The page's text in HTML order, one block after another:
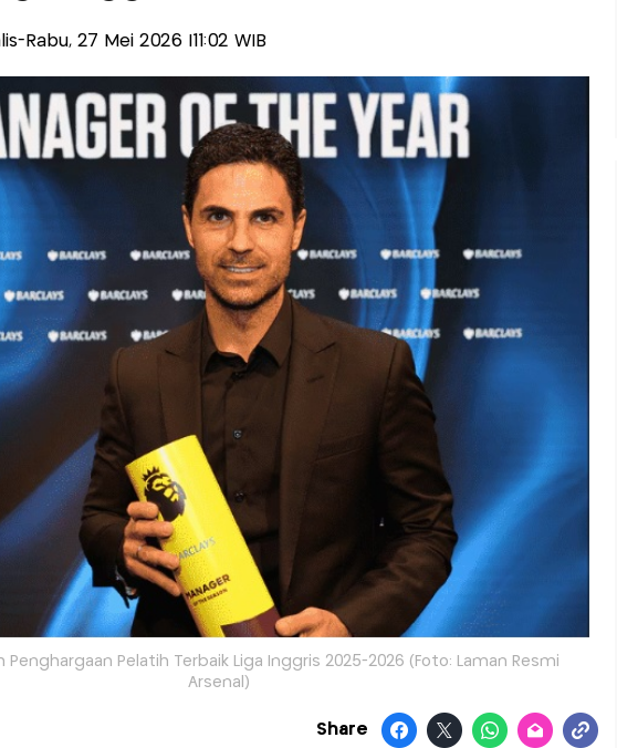
Rabu, 27 Mei 2026 |11:02 WIB
Penghargaan Pelatih Terbaik Liga Inggris 2025-2026 (Foto: Laman Resmi
Arsenal)
Share